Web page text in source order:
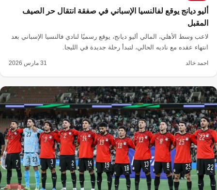
أليو ديانج يوقع لفالنسيا الإسباني في صفقة انتقال حر الصيف
المقبل
لاعب وسط الأهلي، المالي أليو ديانج، يوقع رسميًا لنادي فالنسيا الإسباني بعد
انتهاء عقده مع ناديه الحالي، لتبدأ رحلة جديدة في الليجا.
احمد خالد 31 مارس 2026